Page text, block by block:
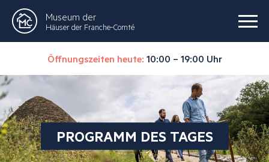
Museum der
Häuser der Franche-Comté
Öffnungszeiten heute: 10:00 – 19:00 Uhr
PROGRAMM DES TAGES